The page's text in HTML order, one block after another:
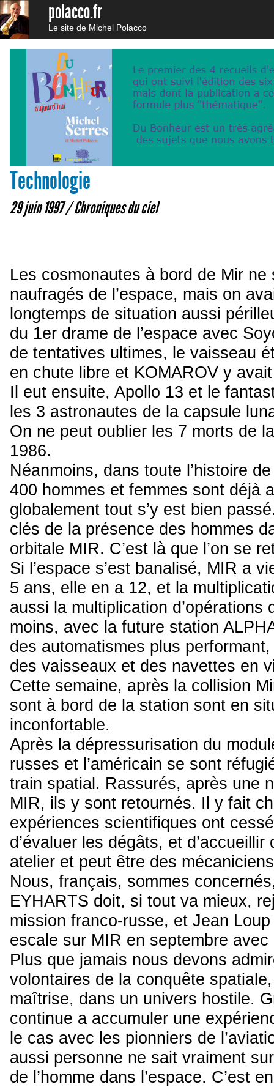
polacco.fr
Le site de Michel Polacco
Technologie
29 juin 1997 /Chroniques du ciel
Les cosmonautes à bord de Mir
naufragés de l’espace, mais on
longtemps de situation aussi
du 1er drame de l’espace avec
de tentatives ultimes, le vaisseau
en chute libre et KOMAROV y
Il eut ensuite, Apollo 13 et le
les 3 astronautes de la capsule
On ne peut oublier les 7 morts de
1986.
Néanmoins, dans toute l’histoire
400 hommes et femmes sont déjà
globalement tout s’y est bien
clés de la présence des hommes
orbitale MIR. C’est là que l’on se
Si l’espace s’est banalisé, MIR a
5 ans, elle en a 12, et la
aussi la multiplication
moins, avec la future station
des automatismes plus
des vaisseaux et des navettes en
Cette semaine, après la collision
sont à bord de la station sont en
inconfortable.
Après la dépressurisation du
russes et l’américain se sont
train spatial. Rassurés, après une
MIR, ils y sont retournés. Il y fait
expériences scientifiques ont
d’évaluer les dégâts, et
atelier et peut être des
Nous, français, sommes
EYHARTS doit, si tout va mieux,
mission franco-russe, et Jean
escale sur MIR en septembre
Plus que jamais nous devons
volontaires de la conquête
maîtrise, dans un univers hostile.
continue a accumuler une
le cas avec les pionniers de
aussi personne ne sait vraiment
de l’homme dans l’espace. C’est